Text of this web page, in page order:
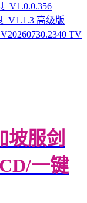
高级版
TV
坡服剑
一键